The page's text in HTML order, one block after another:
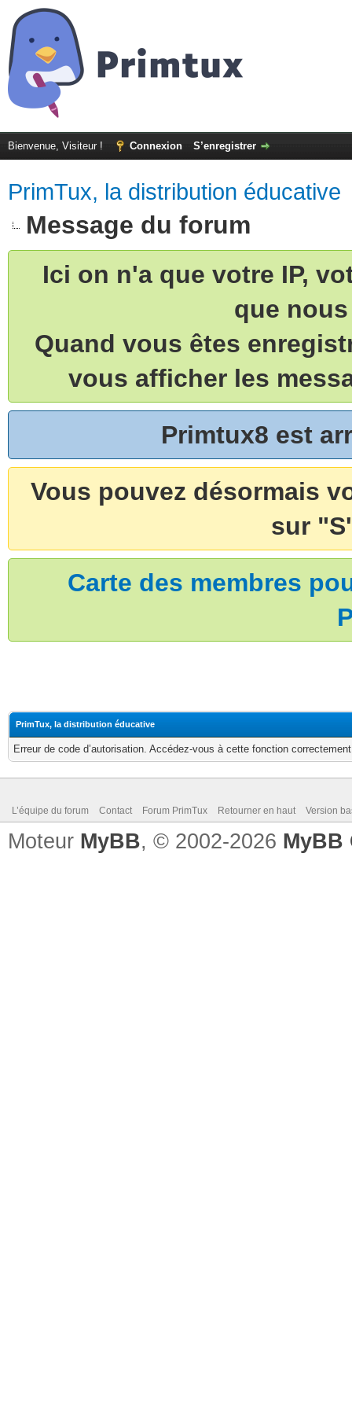
Bienvenue, Visiteur ! Connexion S’enregistrer
PrimTux, la distribution éducative
Message du forum
Ici on n'a que votre IP,
que
Quand vous êtes
vous afficher les
Primtux8 est
Vous pouvez désormais
sur
Carte des membres
PrimTux, la distribution éducative
Erreur de code d’autorisation. Accédez-vous à cette fonction
L’équipe du forum Contact Forum PrimTux Retourner en haut Version
Moteur MyBB, © 2002-2026 MyBB